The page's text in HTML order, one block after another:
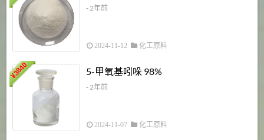
- 2年前
2024-11-12 化工原料
¥
3840 5-甲氧基吲哚 98%
- 2年前
2024-11-07 化工原料